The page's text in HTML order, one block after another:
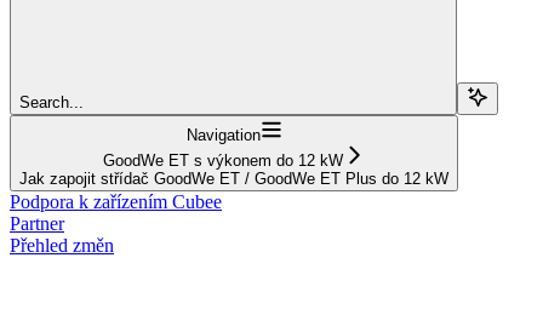
Search...
Navigation
GoodWe ET s výkonem do 12 kW
Jak zapojit střídač GoodWe ET / GoodWe ET Plus do 12 kW
Podpora k zařízením Cubee
Partner
Přehled změn